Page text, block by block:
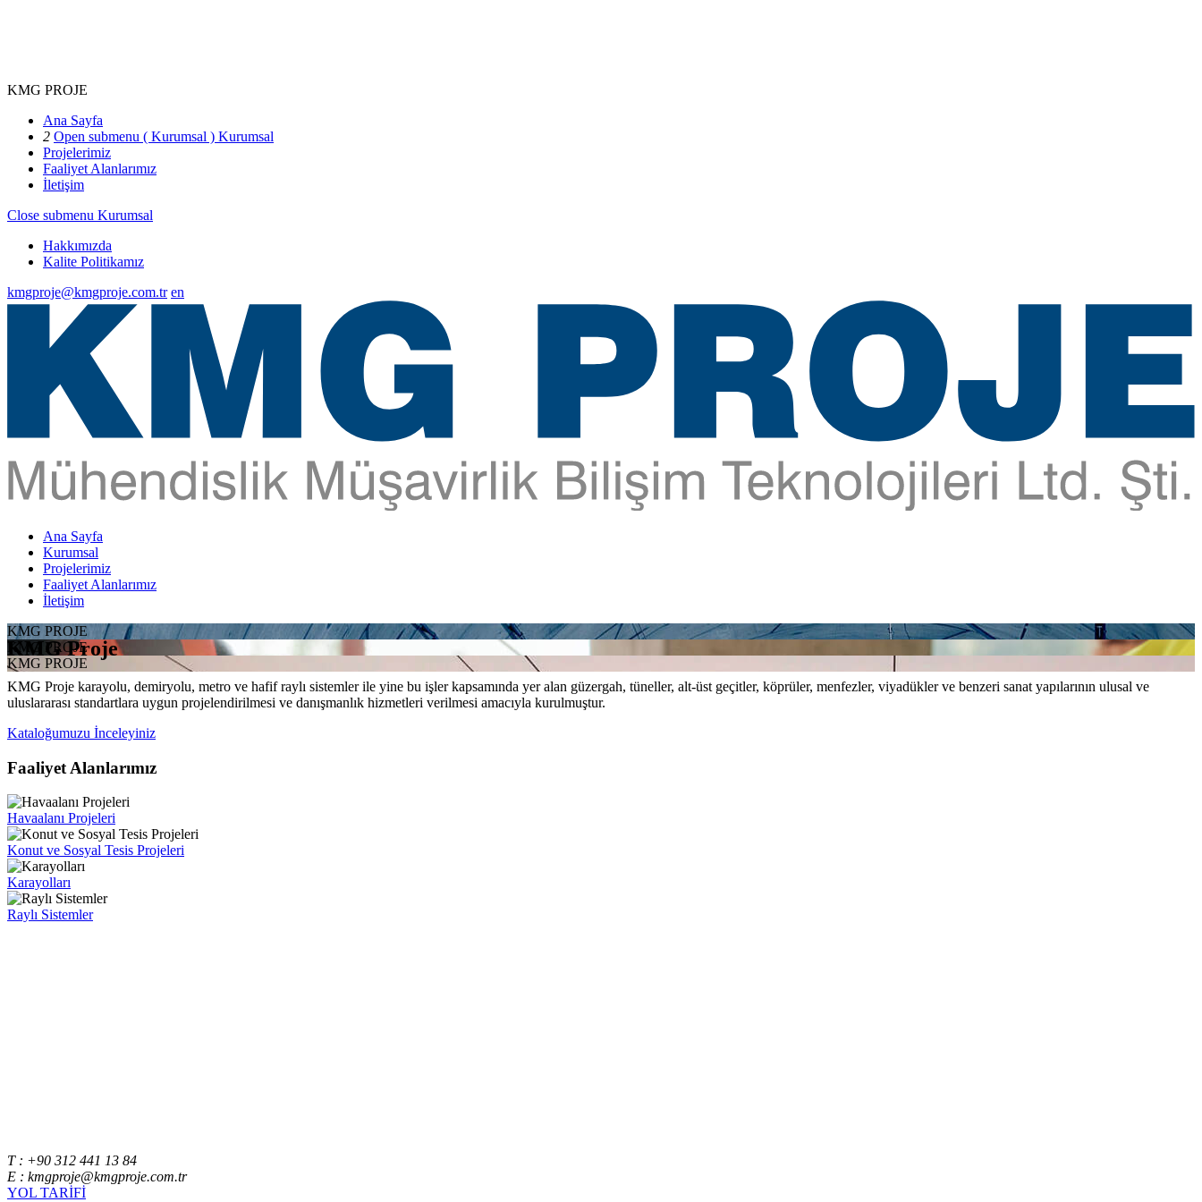
KMG PROJE
Ana Sayfa
2 Open submenu ( Kurumsal ) Kurumsal
Projelerimiz
Faaliyet Alanlarımız
İletişim
Close submenu Kurumsal
Hakkımızda
Kalite Politikamız
kmgproje@kmgproje.com.tr en
Ana Sayfa
Kurumsal
Projelerimiz
Faaliyet Alanlarımız
İletişim
KMG PROJE
KMG PROJE
KMG PROJE
KMG Proje
KMG Proje karayolu, demiryolu, metro ve hafif raylı sistemler ile yine bu işler kapsamında yer alan güzergah, tüneller, alt-üst geçitler, köprüler, menfezler, viyadükler ve benzeri sanat yapılarının ulusal ve
uluslararası standartlara uygun projelendirilmesi ve danışmanlık hizmetleri verilmesi amacıyla kurulmuştur.
Kataloğumuzu İnceleyiniz
Faaliyet Alanlarımız
Havaalanı Projeleri
Konut ve Sosyal Tesis Projeleri
Karayolları
Raylı Sistemler
T : +90 312 441 13 84
E : kmgproje@kmgproje.com.tr
YOL TARİFİ